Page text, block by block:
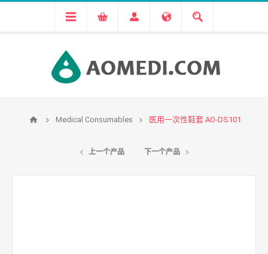
Medical Consumables 医用一次性鞋套 AO-DS101
上一个产品 下一个产品